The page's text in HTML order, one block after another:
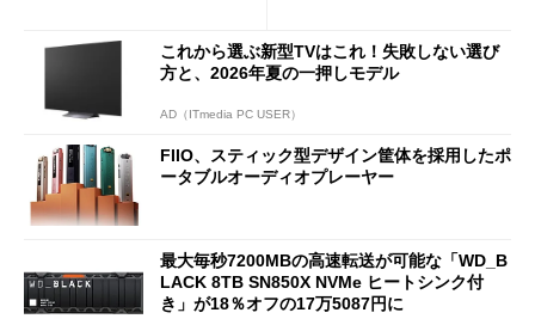
これから選ぶ新型TVはこれ！失敗しない選び
方と、2026年夏の一押しモデル
AD（ITmedia PC USER）
FIIO、スティック型デザイン筐体を採用したポ
ータブルオーディオプレーヤー
最大毎秒7200MBの高速転送が可能な「WD_B
LACK 8TB SN850X NVMe ヒートシンク付
き」が18％オフの17万5087円に